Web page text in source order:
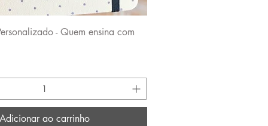
Visualização rápida- Quem ensina com
Adicionar ao carrinho